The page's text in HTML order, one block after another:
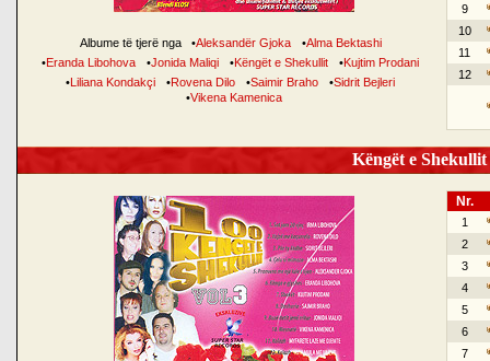
Albume të tjerë nga •Aleksandër Gjoka •Alma Bektashi
•Eranda Libohova •Jonida Maliqi •Këngët e Shekullit •Kujtim Prodani
•Liliana Kondakçi •Rovena Dilo •Saimir Braho •Sidrit Bejleri
•Vikena Kamenica
9
10
11
12
Këngët e
Nr.
1
2
3
4
5
6
7